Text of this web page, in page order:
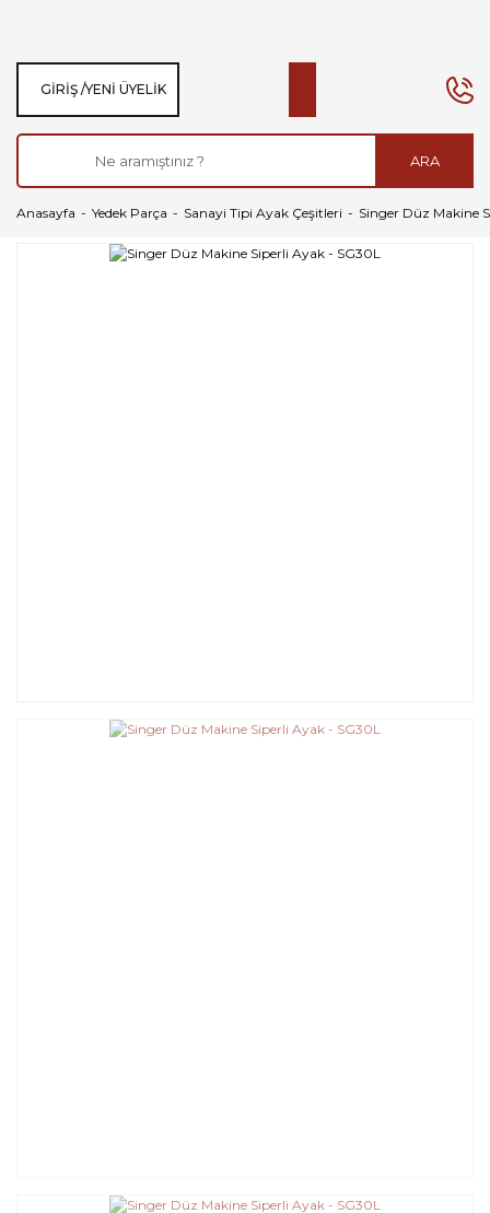
ARA
GIRIŞ /YENI ÜYELIK
Anasayfa Yedek Parça Sanayi Tipi Ayak Çeşitleri Singer Düz Makine